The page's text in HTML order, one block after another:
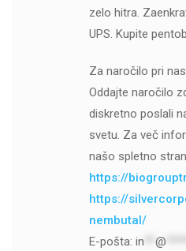
zelo hitra.
UPS. Kupite
Za naročilo pri
Oddajte naročilo
diskretno poslali
svetu. Za več
našo spletno
https://
https://
nembutal/
E-pošta: in @